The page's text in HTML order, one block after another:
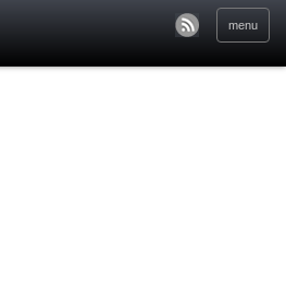
menu